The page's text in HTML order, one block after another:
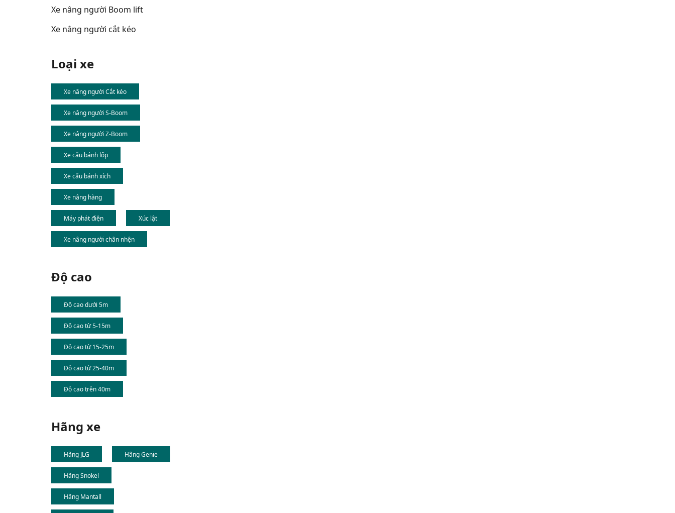
Xe nâng người Boom lift
Xe nâng người cắt kéo
Loại xe
Xe nâng người Cắt kéo
Xe nâng người S-Boom
Xe nâng người Z-Boom
Xe cẩu bánh lốp
Xe cẩu bánh xích
Xe nâng hàng
Máy phát điện Xúc lật
Xe nâng người chân nhện
Độ cao
Độ cao dưới 5m
Độ cao từ 5-15m
Độ cao từ 15-25m
Độ cao từ 25-40m
Độ cao trên 40m
Hãng xe
Hãng JLG Hãng Genie
Hãng Snokel
Hãng Mantall